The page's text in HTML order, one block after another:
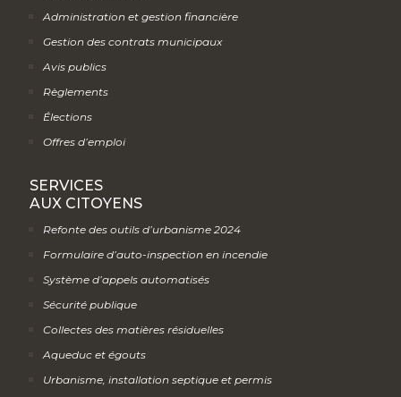
Administration et gestion financière
Gestion des contrats municipaux
Avis publics
Règlements
Élections
Offres d’emploi
SERVICES
AUX CITOYENS
Refonte des outils d’urbanisme 2024
Formulaire d’auto-inspection en incendie
Système d’appels automatisés
Sécurité publique
Collectes des matières résiduelles
Aqueduc et égouts
Urbanisme, installation septique et permis